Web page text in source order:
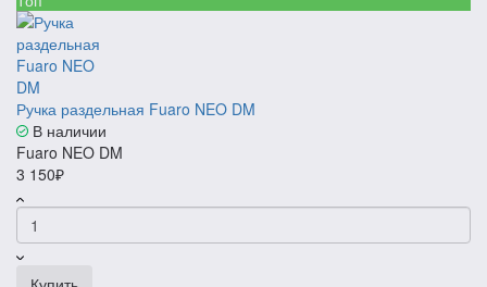
Ручка раздельная Fuaro NEO DM
В наличии
Fuaro NEO DM
3 150₽